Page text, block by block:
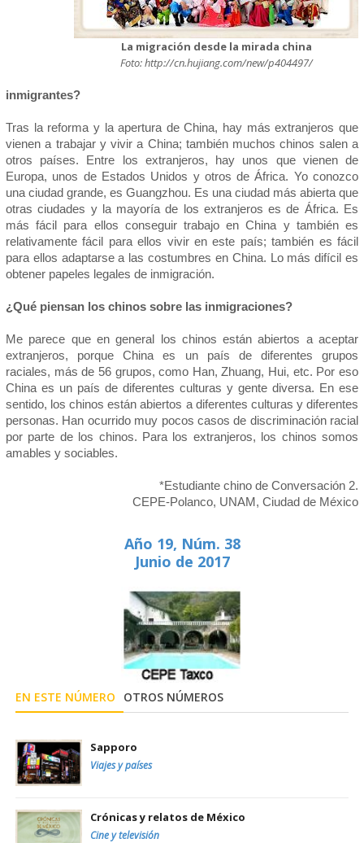
La migración desde la mirada china
Foto: http://cn.hujiang.com/new/p404497/
inmigrantes?
Tras la reforma y la apertura de China, hay más extranjeros que
vienen a trabajar y vivir a China; también muchos chinos salen a
otros países. Entre los extranjeros, hay unos que vienen de
Europa, unos de Estados Unidos y otros de África. Yo conozco
una ciudad grande, es Guangzhou. Es una ciudad más abierta que
otras ciudades y la mayoría de los extranjeros es de África. Es
más fácil para ellos conseguir trabajo en China y también es
relativamente fácil para ellos vivir en este país; también es fácil
para ellos adaptarse a las costumbres en China. Lo más difícil es
obtener papeles legales de inmigración.
¿Qué piensan los chinos sobre las inmigraciones?
Me parece que en general los chinos están abiertos a aceptar
extranjeros, porque China es un país de diferentes grupos
raciales, más de 56 grupos, como Han, Zhuang, Hui, etc. Por eso
China es un país de diferentes culturas y gente diversa. En ese
sentido, los chinos están abiertos a diferentes culturas y diferentes
personas. Han ocurrido muy pocos casos de discriminación racial
por parte de los chinos. Para los extranjeros, los chinos somos
amables y sociables.
*Estudiante chino de Conversación 2.
CEPE-Polanco, UNAM, Ciudad de México
Año 19, Núm. 38
Junio de 2017
EN ESTE NÚMERO OTROS NÚMEROS
Sapporo
Viajes y países
Crónicas y relatos de México
Cine y televisión